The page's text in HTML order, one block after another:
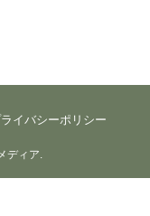
イバシーポリシー
ディア.